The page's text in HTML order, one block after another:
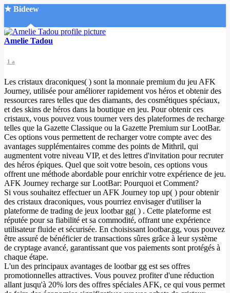
★ Bideew
Accueil
Recherche Avancée
Mon compte
Connexion
Créer un compte
Mode nuit
Amelie Tadou
1 a
Les cristaux draconiques( ) sont la monnaie premium du jeu AFK
Journey, utilisée pour améliorer rapidement vos héros et obtenir des
ressources rares telles que des diamants, des cosmétiques spéciaux,
et des skins de héros dans la boutique en jeu. Pour obtenir ces
cristaux, vous pouvez vous tourner vers des plateformes de recharge
telles que la Gazette Classique ou la Gazette Premium sur LootBar.
Ces options vous permettent de recharger votre compte avec des
avantages supplémentaires comme des points de Mithril, qui
augmentent votre niveau VIP, et des lettres d'invitation pour recruter
des héros épiques. Quel que soit votre besoin, ces options vous
offrent une méthode abordable pour enrichir votre expérience de jeu.
AFK Journey recharge sur LootBar: Pourquoi et Comment?
Si vous souhaitez effectuer un AFK Journey top up( ) pour obtenir
des cristaux draconiques, vous pourriez envisager d'utiliser la
plateforme de trading de jeux lootbar gg( ) . Cette plateforme est
réputée pour sa fiabilité et sa commodité, offrant une expérience
utilisateur fluide et sécurisée. En choisissant lootbar.gg, vous pouvez
être assuré de bénéficier de transactions sûres grâce à leur système
de cryptage avancé, garantissant que vos paiements sont protégés à
chaque étape.
L'un des principaux avantages de lootbar gg est ses offres
promotionnelles attractives. Vous pouvez profiter d'une réduction
allant jusqu'à 20% lors des offres spéciales AFK, ce qui vous permet